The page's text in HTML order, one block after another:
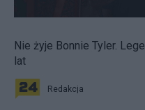
Nie żyje Bonnie Tyler.
lat
Redakcja